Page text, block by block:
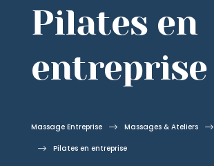
Pilates en
entreprise
Massage Entreprise $ Massages & Ateliers $
$ Pilates en entreprise